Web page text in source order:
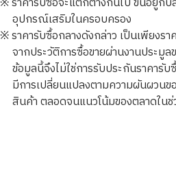
hermes bare card case leather
ราคารับซื้ออ้างอิง
THB 54,210.34
อุปกรณ์เสริมในครอบครอง
※ ราคารับซื้อกลางดังกล่าว เป็นเพียงร
จากประวัติการซื้อขายผ่านงานประมู
ข้อมูลนี้จึงไม่ใช่การรับประกันราคารับ
มีการเปลี่ยนแปลงตามความผันผวน
สินค้า ตลอดจนแนวโน้มของตลาดในช่